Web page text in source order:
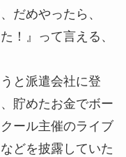
だめやったら、
！』って言える、
と派遣会社に登
貯めたお金でボー
ール主催のライブ
どを披露していた